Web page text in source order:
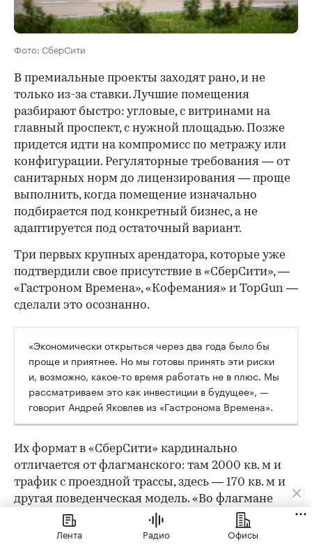
Фото: СберСити
В премиальные проекты заходят рано, и не
только из-за ставки. Лучшие помещения
разбирают быстро: угловые, с витринами на
главный проспект, с нужной площадью. Позже
придется идти на компромисс по метражу или
конфигурации. Регуляторные требования — от
санитарных норм до лицензирования — проще
выполнить, когда помещение изначально
подбирается под конкретный бизнес, а не
адаптируется под остаточный вариант.
Три первых крупных арендатора, которые уже
подтвердили свое присутствие в «СберСити», —
«Гастроном Времена», «Кофемания» и TopGun —
сделали это осознанно.
«Экономически открыться через два года было бы
проще и приятнее. Но мы готовы принять эти риски
и, возможно, какое-то время работать не в плюс. Мы
рассматриваем это как инвестиции в будущее», —
говорит Андрей Яковлев из «Гастронома Времена».
Их формат в «СберСити» кардинально
отличается от флагманского: там 2000 кв. м и
трафик с проездной трассы, здесь — 170 кв. м и
другая поведенческая модель. «Во флагмане
люди специально едут за большой корзиной.
Тут — докупить хлеб или молоко по пути с
Лента Радио Офисы